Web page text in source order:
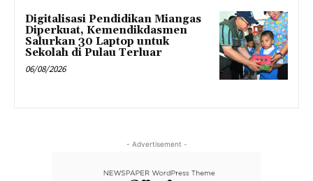
Digitalisasi Pendidikan Miangas
Diperkuat, Kemendikdasmen
Salurkan 30 Laptop untuk
Sekolah di Pulau Terluar
06/08/2026
- Advertisement -